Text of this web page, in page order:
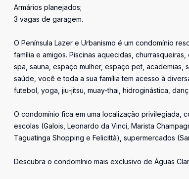
Armários planejados;
3 vagas de garagem.
O Península Lazer e Urbanismo é um condomínio
família e amigos. Piscinas aquecidas,
spa, sauna, espaço mulher, espaço pet, academias,
saúde, você e toda a sua família tem acesso à
futebol, yoga, jiu-jitsu, muay-thai, hidroginástica,
O condomínio fica em uma localização privilegiada,
escolas (Galois, Leonardo da Vinci, Marista
Taguatinga Shopping e Felicittà), supermercados
Descubra o condomínio mais exclusivo de Águas